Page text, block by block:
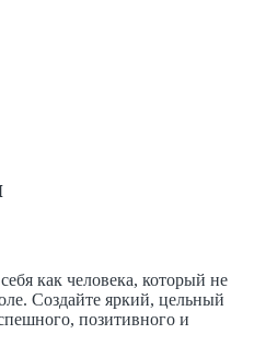
как человека, который не
Создайте яркий, цельный
позитивного и